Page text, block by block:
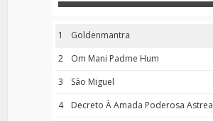
1
Goldenmantra
2
Om Mani Padme Hum
3
São Miguel
4
Decreto À Amada Poderosa Astrea